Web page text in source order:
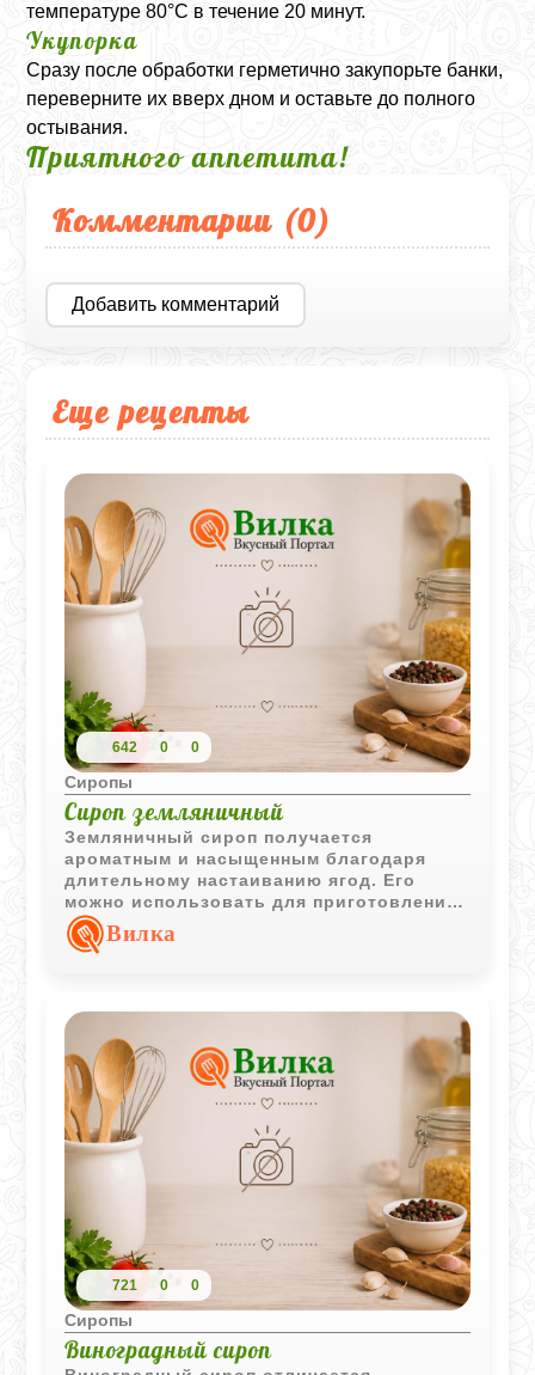
температуре 80°C в течение 20 минут.
Укупорка
Сразу после обработки герметично закупорьте банки,
переверните их вверх дном и оставьте до полного
остывания.
Приятного аппетита!
Комментарии (0)
Добавить комментарий
Еще рецепты
642 0 0
Сиропы
Сироп земляничный
Земляничный сироп получается
ароматным и насыщенным благодаря
длительному настаиванию ягод. Его
можно использовать для приготовления
напитков, десертов и сладких соусов.
Вилка
721 0 0
Сиропы
Виноградный сироп